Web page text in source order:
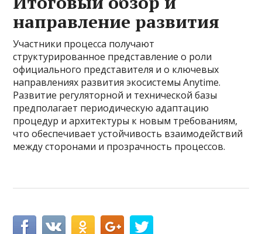
направление развития
Участники процесса получают
структурированное представление о роли
официального представителя и о ключевых
направлениях развития экосистемы Anytime.
Развитие регуляторной и технической базы
предполагает периодическую адаптацию
процедур и архитектуры к новым требованиям,
что обеспечивает устойчивость взаимодействий
между сторонами и прозрачность процессов.